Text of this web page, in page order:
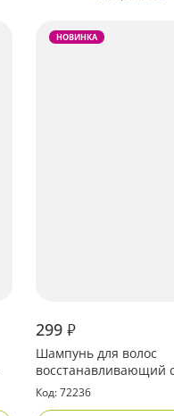
НОВИНКА
299 ₽
Шампунь для волос
восстанавливающий
кокоса
Код: 72236